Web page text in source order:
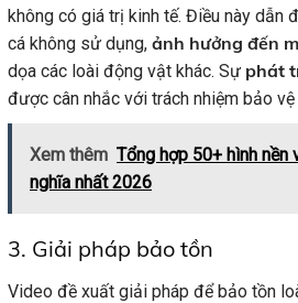
không có giá trị kinh tế. Điều này dẫn
cá không sử dụng, ảnh hưởng đến
dọa các loài động vật khác. Sự phát
được cân nhắc với trách nhiệm bảo
Xem thêm Tổng hợp 50+ hình nền
nghĩa nhất 2026
3. Giải pháp bảo tồn
Video đề xuất giải pháp để bảo tồn